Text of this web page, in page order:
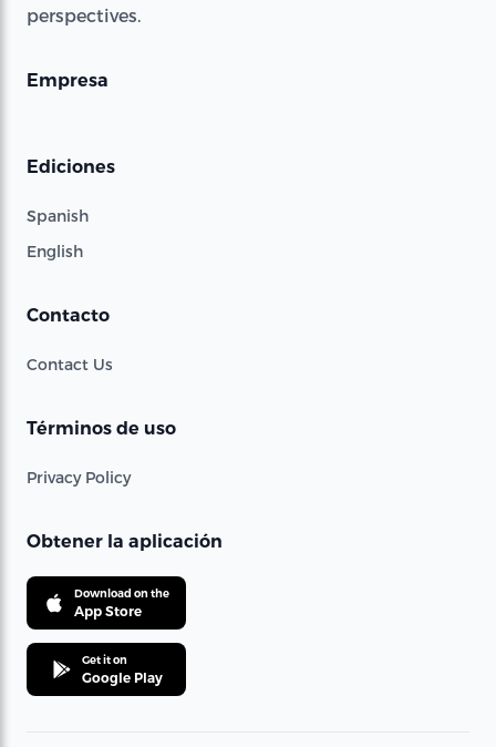
perspectives.
Empresa
Ediciones
Spanish
English
Contacto
Contact Us
Términos de uso
Privacy Policy
Obtener la aplicación
Download on the
App Store
Get it on
Google Play